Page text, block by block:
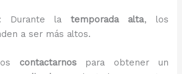
Durante latemporada alta, los
a ser más altos.
contactarnospara obtener un